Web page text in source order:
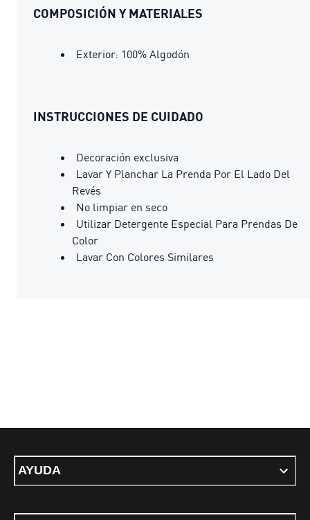
COMPOSICIÓN Y MATERIALES
Exterior: 100% Algodón
INSTRUCCIONES DE CUIDADO
Decoración exclusiva
Lavar Y Planchar La Prenda Por El Lado Del
Revés
No limpiar en seco
Utilizar Detergente Especial Para Prendas De
Color
Lavar Con Colores Similares
AYUDA